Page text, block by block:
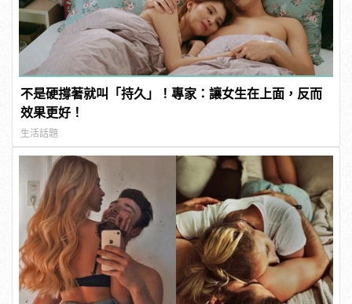
不是硬撐著就叫「持久」！專家：讓女生在上面，反而
效果更好！
生活話題